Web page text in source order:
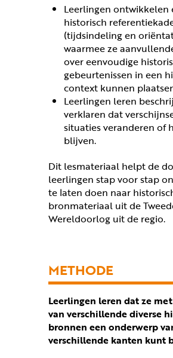
Leerlingen ontwikkelen
historisch
(tijdsindeling en
waarmee ze
over eenvoudige
gebeurtenissen in een
context kunnen
Leerlingen leren
verklaren dat
situaties veranderen of
blijven.
Dit lesmateriaal helpt de
leerlingen stap voor stap
te laten doen naar
bronmateriaal uit de
Wereldoorlog uit de regio.
METHODE
Leerlingen leren dat ze
van verschillende diverse
bronnen een onderwerp
verschillende kanten kunt